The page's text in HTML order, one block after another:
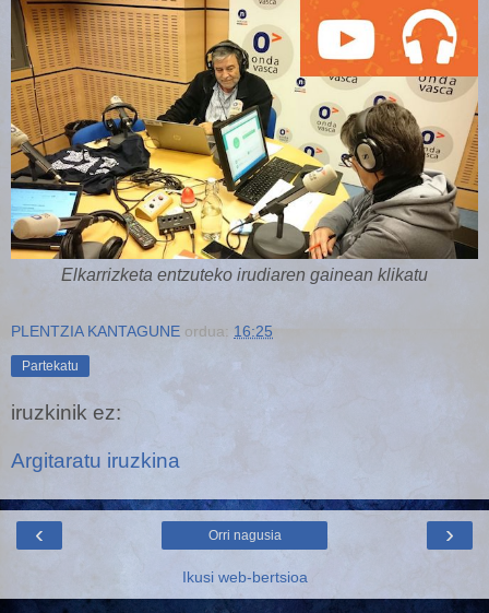
Elkarrizketa entzuteko irudiaren gainean klikatu
PLENTZIA KANTAGUNE ordua: 16:25
Partekatu
iruzkinik ez:
Argitaratu iruzkina
‹ ›
Orri nagusia
Ikusi web-bertsioa